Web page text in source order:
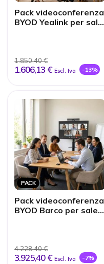
Pack videoconferenza
BYOD Yealink per sale
1.850,40 €
1.606,13 € Escl. Iva -13%
PACK
Pack videoconferenza
BYOD Barco per sale
4.228,40 €
3.925,40 € Escl. Iva -7%